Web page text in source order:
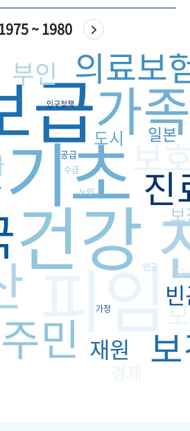
~ 1980
기초
피임
급
건강
가족
주민
진
의료보
보
부인
재원
도시 일본
공급
가정
연
노인
수급
인공
인구정책